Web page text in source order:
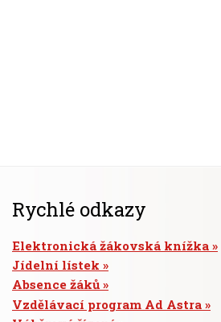
Rychlé odkazy
Elektronická žákovská knížka
Jídelní lístek
Absence žáků
Vzdělávací program Ad Astra